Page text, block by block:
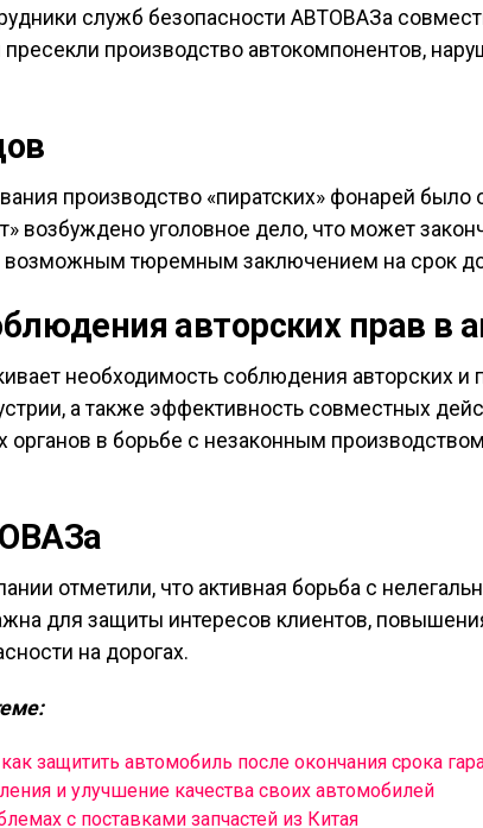
служб безопасности АВТОВАЗа
производство автокомпонентов,
производство «пиратских» фонарей
возбуждено уголовное дело, что может
возможным тюремным заключением на срок до
авторских прав в
необходимость соблюдения авторских и
а также эффективность совместных
органов в борьбе с незаконным
отметили, что активная борьба с
для защиты интересов клиентов,
на дорогах.
защитить автомобиль после окончания срока
и улучшение качества своих автомобилей
с поставками запчастей из Китая